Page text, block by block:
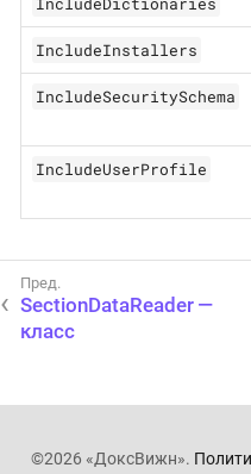
IncludeInstallers
IncludeSecuritySchema
IncludeUserProfile
SectionDataReader —
класс
©2026 «ДоксВижн».